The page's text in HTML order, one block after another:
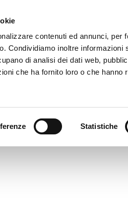
contenuti ed annunci, per
Condividiamo inoltre
di analisi dei dati web,
che ha fornito loro o che hanno
Statistiche
2.10 MB
12-11-2023
12-11-2023